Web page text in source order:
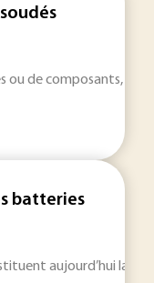
de composants, il
batteries
aujourd’hui la